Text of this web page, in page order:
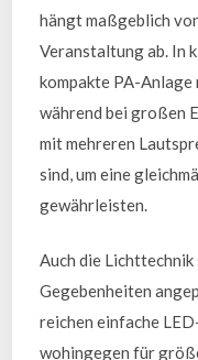
hängt maßgeblich
Veranstaltung ab. In
kompakte PA-
während bei großen
mit mehreren
sind, um eine
gewährleisten.
Auch die
Gegebenheiten
reichen einfache
wohingegen für